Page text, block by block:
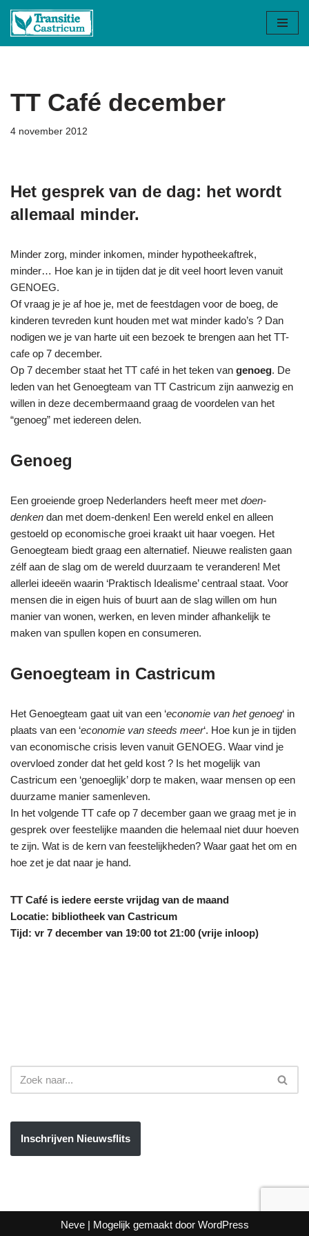
Ga
TT Café december
4 november 2012
Het gesprek van de dag: het wordt
allemaal minder.
Minder zorg, minder inkomen, minder hypotheekaftrek,
minder… Hoe kan je in tijden dat je dit veel hoort leven vanuit
GENOEG.
Of vraag je je af hoe je, met de feestdagen voor de boeg, de
kinderen tevreden kunt houden met wat minder kado’s ? Dan
nodigen we je van harte uit een bezoek te brengen aan het TT-
cafe op 7 december.
Op 7 december staat het TT café in het teken van genoeg. De
leden van het Genoegteam van TT Castricum zijn aanwezig en
willen in deze decembermaand graag de voordelen van het
“genoeg” met iedereen delen.
Genoeg
Een groeiende groep Nederlanders heeft meer met doen-
denken dan met doem-denken! Een wereld enkel en alleen
gestoeld op economische groei kraakt uit haar voegen. Het
Genoegteam biedt graag een alternatief. Nieuwe realisten gaan
zélf aan de slag om de wereld duurzaam te veranderen! Met
allerlei ideeën waarin ‘Praktisch Idealisme’ centraal staat. Voor
mensen die in eigen huis of buurt aan de slag willen om hun
manier van wonen, werken, en leven minder afhankelijk te
maken van spullen kopen en consumeren.
Genoegteam in Castricum
Het Genoegteam gaat uit van een ‘economie van het genoeg‘ in
plaats van een ‘economie van steeds meer‘. Hoe kun je in tijden
van economische crisis leven vanuit GENOEG. Waar vind je
overvloed zonder dat het geld kost ? Is het mogelijk van
Castricum een ‘genoeglijk’ dorp te maken, waar mensen op een
duurzame manier samenleven.
In het volgende TT cafe op 7 december gaan we graag met je in
gesprek over feestelijke maanden die helemaal niet duur hoeven
te zijn. Wat is de kern van feestelijkheden? Waar gaat het om en
hoe zet je dat naar je hand.
TT Café is iedere eerste vrijdag van de maand
Locatie: bibliotheek van Castricum
Tijd: vr 7 december van 19:00 tot 21:00 (vrije inloop)
Inschrijven Nieuwsflits
Neve| Mogelijk gemaakt door WordPress